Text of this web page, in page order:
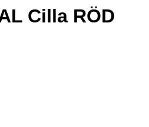
Cilla RÖD